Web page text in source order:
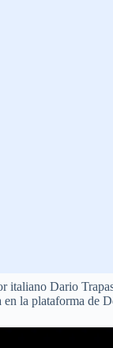
italiano Dario
la plataforma de